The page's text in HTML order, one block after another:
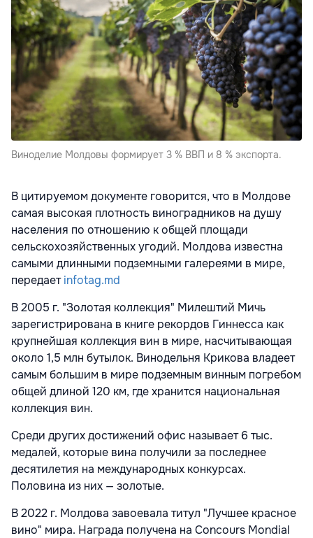
Виноделие Молдовы формирует 3 % ВВП и 8 % экспорта.
В цитируемом документе говорится, что в Молдове
самая высокая плотность виноградников на душу
населения по отношению к общей площади
сельскохозяйственных угодий. Молдова известна
самыми длинными подземными галереями в мире,
передаетinfotag.md
В 2005 г. "Золотая коллекция" Милештий Мичь
зарегистрирована в книге рекордов Гиннесса как
крупнейшая коллекция вин в мире, насчитывающая
около 1,5 млн бутылок. Винодельня Крикова владеет
самым большим в мире подземным винным погребом
общей длиной 120 км, где хранится национальная
коллекция вин.
Среди других достижений офис называет 6 тыс.
медалей, которые вина получили за последнее
десятилетия на международных конкурсах.
Половина из них — золотые.
В 2022 г. Молдова завоевала титул "Лучшее красное
вино" мира. Награда получена на Concours Mondial